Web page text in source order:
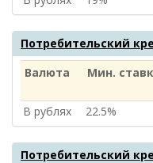
Потребительский
Валюта
Мин.
В рублях
22.5%
Потребительский